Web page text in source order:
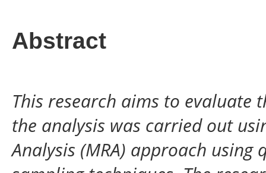
Abstract
This research aims to evaluate
the analysis was carried out
Analysis (MRA) approach